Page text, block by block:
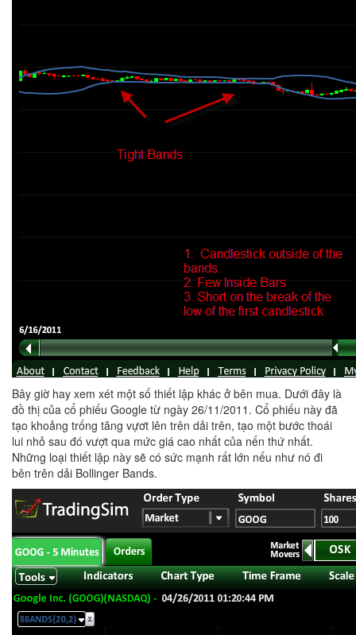
Bây giờ hay xem xét một số thiết lập khác ở bên mua. Dưới đây là
đồ thị của cổ phiếu Google từ ngày 26/11/2011. Cổ phiếu này đã
tạo khoảng trống tăng vựơt lên trên dải trên, tạo một bước thoái
lui nhỏ sau đó vượt qua mức giá cao nhất của nến thứ nhất.
Những loại thiết lập này sẽ có sức mạnh rất lớn nếu như nó đi
bên trên dải Bollinger Bands.